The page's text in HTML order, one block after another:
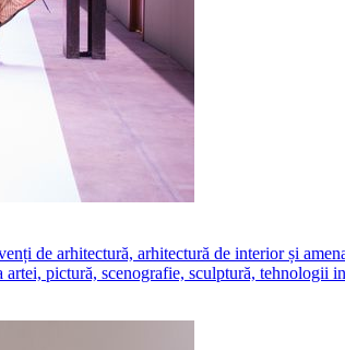
de arhitectură, arhitectură de interior și
pictură, scenografie, sculptură, tehnologii